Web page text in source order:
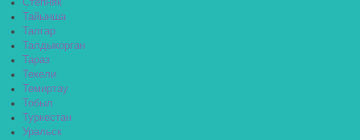
Степняк
Тайынша
Талгар
Талдыкорган
Тараз
Текели
Темиртау
Тобыл
Туркестан
Уральск